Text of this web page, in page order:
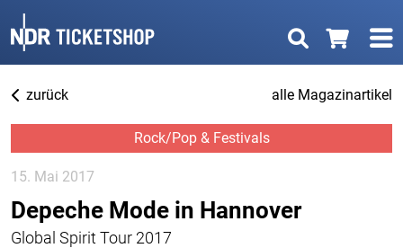
zurück alle Magazinartikel
15. Mai 2017
Rock/Pop & Festivals
Depeche Mode in Hannover
Global Spirit Tour 2017